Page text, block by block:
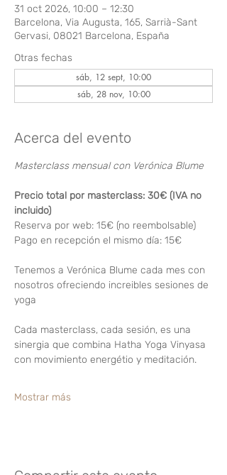
31 oct 2026, 10:00 – 12:30
Barcelona, Via Augusta, 165, Sarrià-Sant
Gervasi, 08021 Barcelona, España
Otras fechas
sáb, 12 sept, 10:00
sáb, 28 nov, 10:00
Acerca del evento
Masterclass mensual con Verónica Blume
Precio total por masterclass: 30€ (IVA no
incluido)
Reserva por web: 15€ (no reembolsable)
Pago en recepción el mismo día: 15€
Tenemos a Verónica Blume cada mes con
nosotros ofreciendo increibles sesiones de
yoga
Cada masterclass, cada sesión, es una
sinergia que combina Hatha Yoga Vinyasa
con movimiento energétio y meditación.
Mostrar más